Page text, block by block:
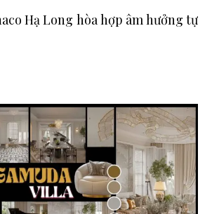
Hạ Long hòa hợp âm hưởng tự